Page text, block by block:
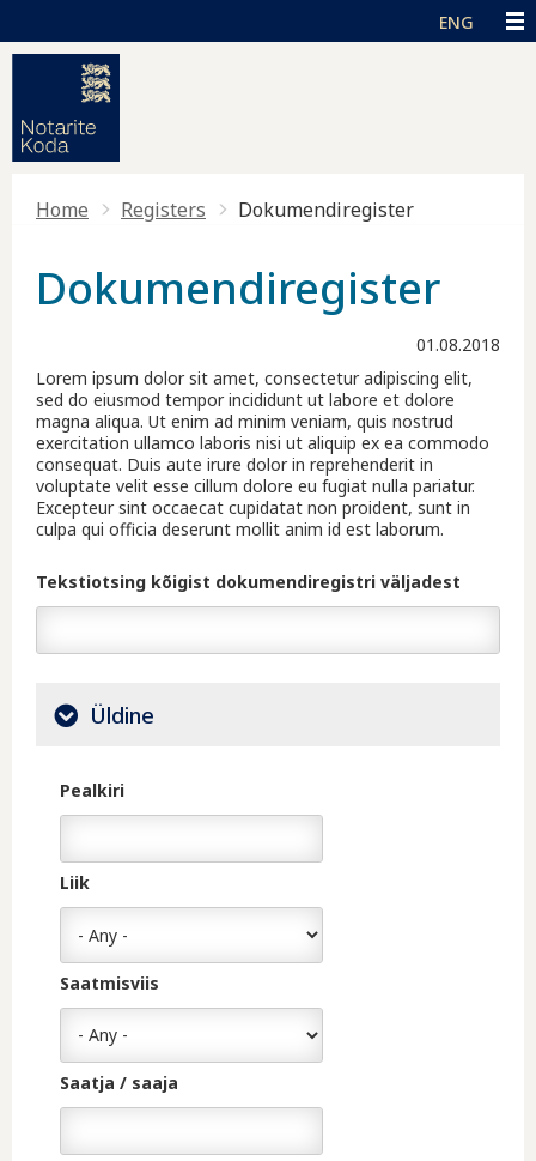
ENG
Home Registers Dokumendiregister
Dokumendiregister
01.08.2018
Lorem ipsum dolor sit amet, consectetur adipiscing elit,
sed do eiusmod tempor incididunt ut labore et dolore
magna aliqua. Ut enim ad minim veniam, quis nostrud
exercitation ullamco laboris nisi ut aliquip ex ea commodo
consequat. Duis aute irure dolor in reprehenderit in
voluptate velit esse cillum dolore eu fugiat nulla pariatur.
Excepteur sint occaecat cupidatat non proident, sunt in
culpa qui officia deserunt mollit anim id est laborum.
Tekstiotsing kõigist dokumendiregistri väljadest
Üldine
Pealkiri
Liik
Saatmisviis
Saatja / saaja